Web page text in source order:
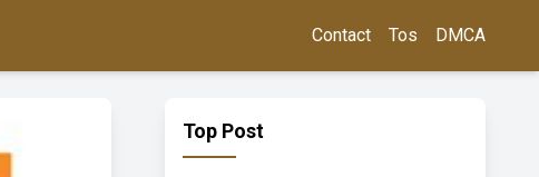
Contact Tos DMCA
Top Post